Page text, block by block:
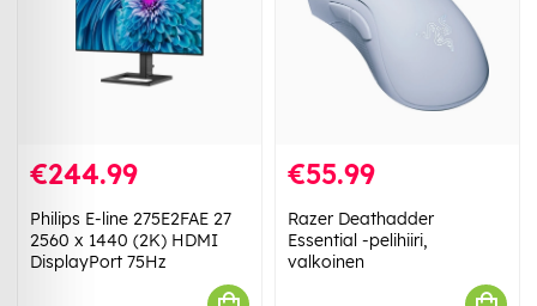
€244.99
Philips E-line 275E2FAE 27
2560 x 1440 (2K) HDMI
DisplayPort 75Hz
€55.99
Razer Deathadder
Essential -pelihiiri,
valkoinen